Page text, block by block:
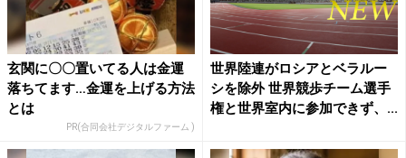
玄関に〇〇置いてる人は金運
落ちてます…金運を上げる方法
とは
PR(合同会社デジタルファーム )
世界陸連がロシアとベラルー
シを除外 世界競歩チーム選手
権と世界室内に参加できず、...